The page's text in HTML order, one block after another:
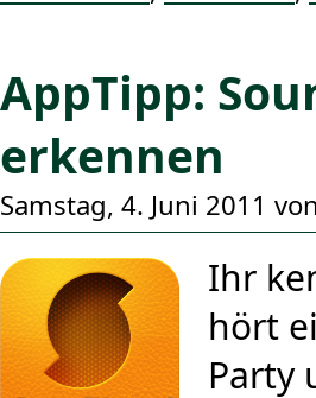
AppTipp:
erkennen
Samstag, 4. Juni 2011 von
Ihr
hört
Party